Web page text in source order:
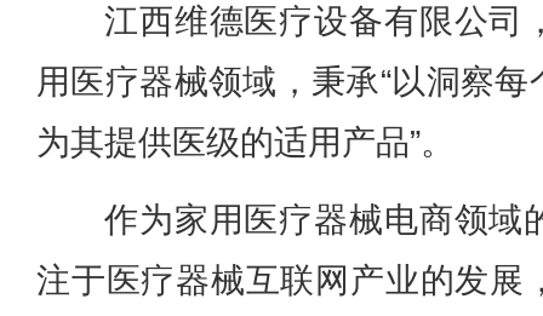
江西维德医疗设备有限公司
用医疗器械领域，秉承“以洞察
为其提供医级的适用产品”。
作为家用医疗器械电商领域
注于医疗器械互联网产业的发展